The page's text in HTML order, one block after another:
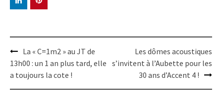
Post
navigation
La « C=1m2 » au JT de
13h00 : un 1 an plus tard, elle
a toujours la cote !
Les dômes acoustiques
s’invitent à l’Aubette pour les
30 ans d’Accent 4 !